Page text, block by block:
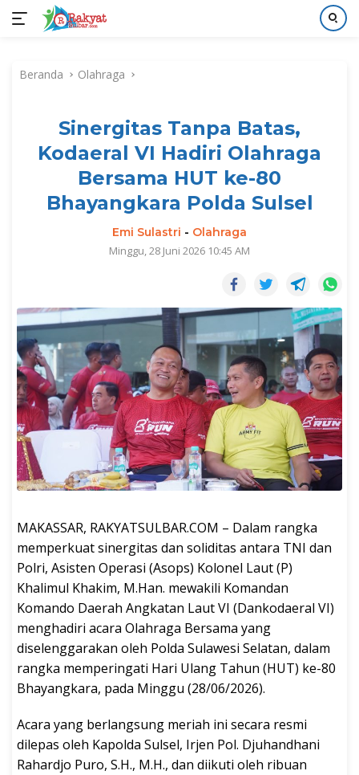
kontenBeranda Olahraga
Sinergitas Tanpa Batas,
Kodaeral VI Hadiri Olahraga
Bersama HUT ke-80
Bhayangkara Polda Sulsel
Emi Sulastri - Olahraga
Minggu, 28 Juni 2026 10:45 AM
MAKASSAR, RAKYATSULBAR.COM – Dalam rangka
memperkuat sinergitas dan soliditas antara TNI dan
Polri, Asisten Operasi (Asops) Kolonel Laut (P)
Khalimul Khakim, M.Han. mewakili Komandan
Komando Daerah Angkatan Laut VI (Dankodaeral VI)
menghadiri acara Olahraga Bersama yang
diselenggarakan oleh Polda Sulawesi Selatan, dalam
rangka memperingati Hari Ulang Tahun (HUT) ke-80
Bhayangkara, pada Minggu (28/06/2026).
Acara yang berlangsung meriah ini secara resmi
dilepas oleh Kapolda Sulsel, Irjen Pol. Djuhandhani
Rahardjo Puro, S.H., M.H., dan diikuti oleh ribuan